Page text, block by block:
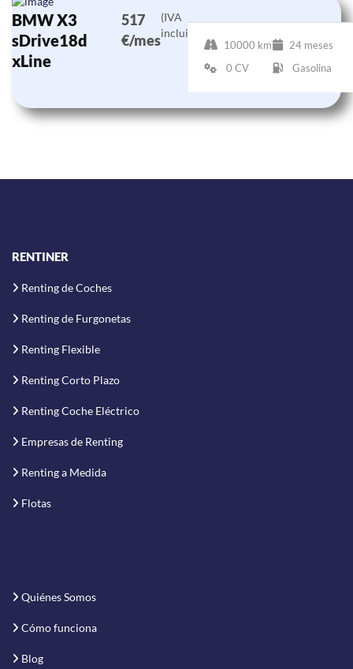
BMW X3
sDrive18d
xLine
517
€/mes
(IVA
incluido)
10000 km
24 meses
0 CV
Gasolina
RENTINER
Renting de Coches
Renting de Furgonetas
Renting Flexible
Renting Corto Plazo
Renting Coche Eléctrico
Empresas de Renting
Renting a Medida
Flotas
Quiénes Somos
Cómo funciona
Blog